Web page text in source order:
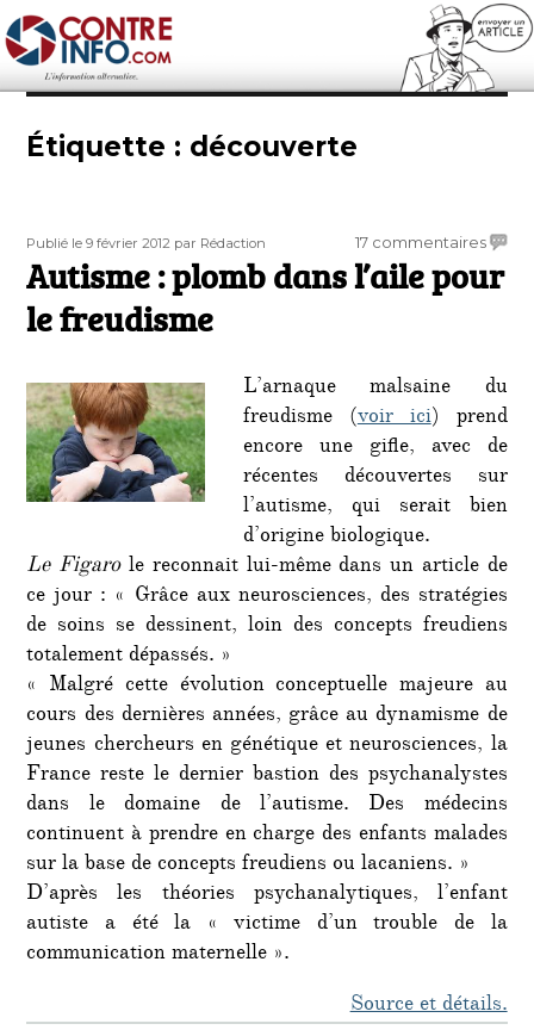
Contre-Info
Étiquette : découverte
Publié
le
Publié le 9 février 2012 Auteur
par Rédaction 17 commentairessur
:
pour
le
Autisme : plomb dans l’aile pour
le freudisme
L’arnaque malsaine du
freudisme (voir ici) prend
encore une gifle, avec de
récentes découvertes sur
l’autisme, qui serait bien
d’origine biologique.
Le Figarole reconnait lui-même dans un article de
ce jour : « Grâce aux neurosciences, des stratégies
de soins se dessinent, loin des concepts freudiens
totalement dépassés. »
« Malgré cette évolution conceptuelle majeure au
cours des dernières années, grâce au dynamisme de
jeunes chercheurs en génétique et neurosciences, la
France reste le dernier bastion des psychanalystes
dans le domaine de l’autisme. Des médecins
continuent à prendre en charge des enfants malades
sur la base de concepts freudiens ou lacaniens. »
D’après les théories psychanalytiques, l’enfant
autiste a été la « victime d’un trouble de la
communication maternelle ».
Source et détails.